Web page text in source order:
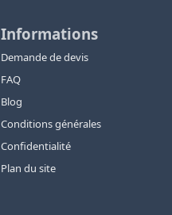
Informations
Demande de devis
FAQ
Blog
Conditions générales
Confidentialité
Plan du site